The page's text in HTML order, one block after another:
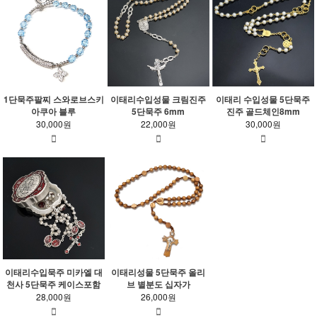
1단묵주팔찌 스와로브스키
아쿠아 블루
30,000원
이태리수입성물 크림진주
5단묵주 6mm
22,000원
이태리 수입성물 5단묵주
진주 골드체인8mm
30,000원
이태리수입묵주 미카엘 대
천사 5단묵주 케이스포함
28,000원
이태리성물 5단묵주 올리
브 별분도 십자가
26,000원